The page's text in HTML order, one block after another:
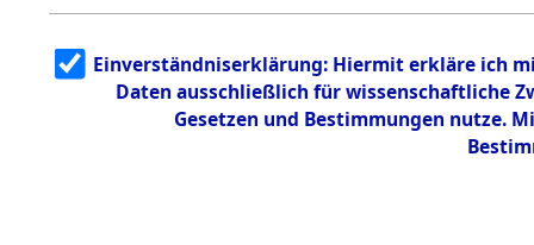
1.2.9.3
Effekten aus
dem KZ
Neuengamm
Einverständniserklärung: Hiermit erkläre ich
Daten ausschließlich für wissenschaftliche
Gesetzen und Bestimmungen nutze.